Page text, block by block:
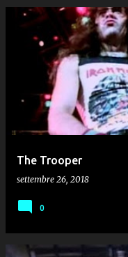
The Trooper
settembre 26, 2018
0